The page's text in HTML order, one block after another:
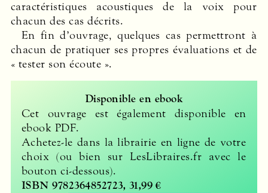
caractéristiques acoustiques de la voix pour
chacun des cas décrits.
En fin d’ouvrage, quelques cas permettront à
chacun de pratiquer ses propres évaluations et de
« tester son écoute ».
Disponible en ebook
Cet ouvrage est également disponible en
ebook PDF.
Achetez-le dans la librairie en ligne de votre
choix (ou bien sur LesLibraires.fr avec le
bouton ci-dessous).
ISBN 9782364852723, 31,99 €